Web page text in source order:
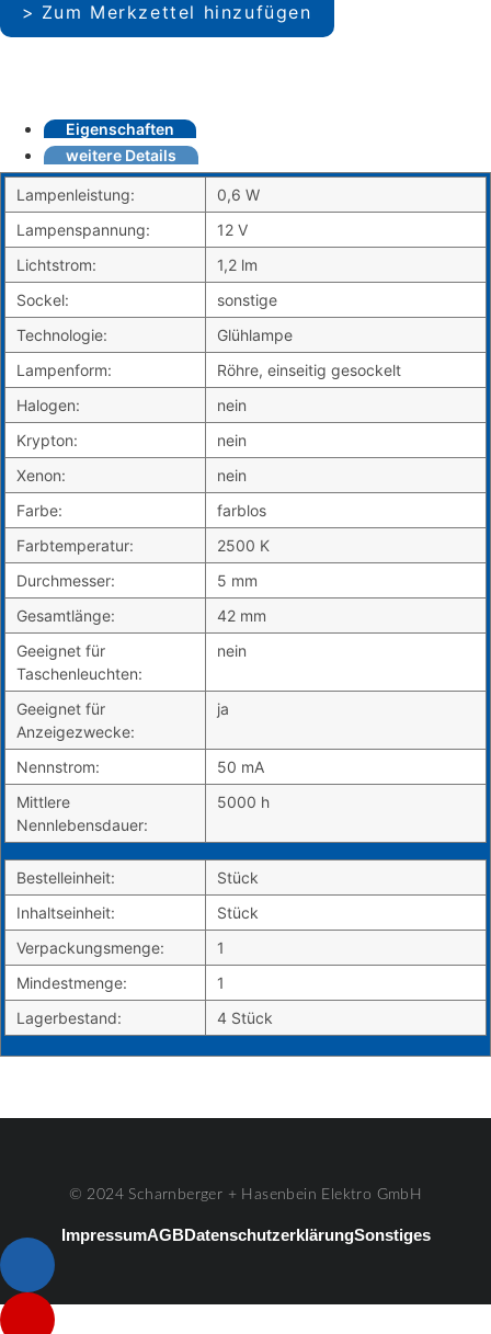
Zum Merkzettel hinzufügen
Eigenschaften
weitere Details
Lampenleistung:
0,6 W
Lampenspannung:
12 V
Lichtstrom:
1,2 lm
Sockel:
sonstige
Technologie:
Glühlampe
Lampenform:
Röhre, einseitig gesockelt
Halogen:
nein
Krypton:
nein
Xenon:
nein
Farbe:
farblos
Farbtemperatur:
2500 K
Durchmesser:
5 mm
Gesamtlänge:
42 mm
Geeignet für
Taschenleuchten:
nein
Geeignet für
Anzeigezwecke:
ja
Nennstrom:
50 mA
Mittlere
Nennlebensdauer:
5000 h
Bestelleinheit:
Stück
Inhaltseinheit:
Stück
Verpackungsmenge:
1
Mindestmenge:
1
Lagerbestand:
4 Stück
© 2024 Scharnberger + Hasenbein Elektro GmbH
ImpressumAGBDatenschutzerklärungSonstiges
Listenelement #1